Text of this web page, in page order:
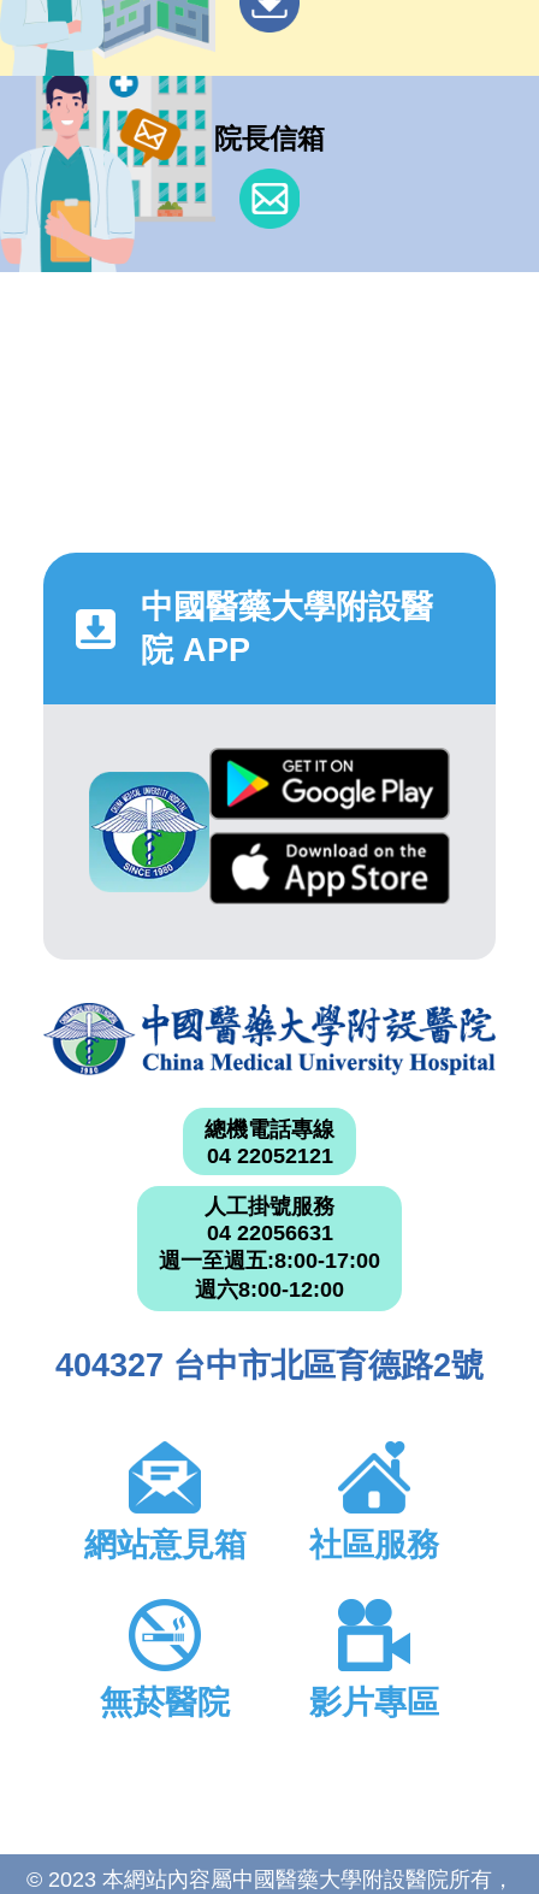
院長信箱
中國醫藥大學附設醫
院 APP
總機電話專線
04 22052121
人工掛號服務
04 22056631
週一至週五:8:00-17:00
週六8:00-12:00
404327 台中市北區育德路2號
網站意見箱 社區服務
無菸醫院 影片專區
© 2023 本網站內容屬中國醫藥大學附設醫院所有，